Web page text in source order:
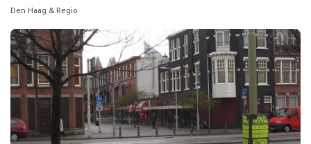
Den Haag & Regio